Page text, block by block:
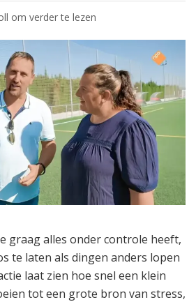
om verder te lezen
graag alles onder controle heeft,
te laten als dingen anders lopen
laat zien hoe snel een klein
tot een grote bron van stress,